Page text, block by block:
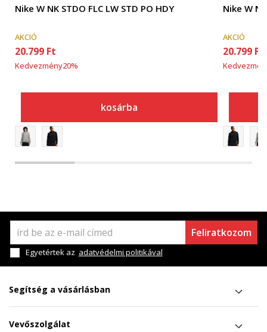
Nike W NK STDO FLC LW STD PO HDY
AKCIÓ
20.799 Ft
Kedvezmény20%
kosárba
Nike W
AKCIÓ
20.799 Ft
Feliratkozom
Egyetértek az adatvédelmi politikával
Segítség a vásárlásban
Vevőszolgálat